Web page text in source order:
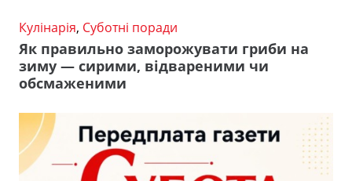
Кулінарія, Суботні поради
Як правильно заморожувати гриби на
зиму — сирими, відвареними чи
обсмаженими